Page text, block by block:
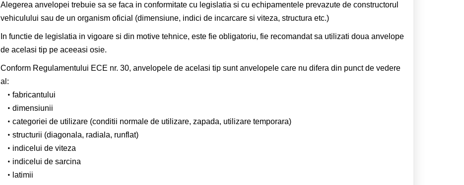
Alegerea anvelopei trebuie sa se faca in conformitate cu legislatia si cu echipamentele prevazute de constructorul
vehiculului sau de un organism oficial (dimensiune, indici de incarcare si viteza, structura etc.)
In functie de legislatia in vigoare si din motive tehnice, este fie obligatoriu, fie recomandat sa utilizati doua anvelope
de acelasi tip pe aceeasi osie.
Conform Regulamentului ECE nr. 30, anvelopele de acelasi tip sunt anvelopele care nu difera din punct de vedere
al:
fabricantului
dimensiunii
categoriei de utilizare (conditii normale de utilizare, zapada, utilizare temporara)
structurii (diagonala, radiala, runflat)
indicelui de viteza
indicelui de sarcina
latimii